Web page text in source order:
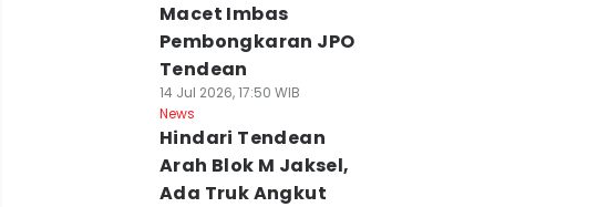
Macet Imbas
Pembongkaran JPO
Tendean
14 Jul 2026, 17:50 WIB
News
Hindari Tendean
Arah Blok M Jaksel,
Ada Truk Angkut